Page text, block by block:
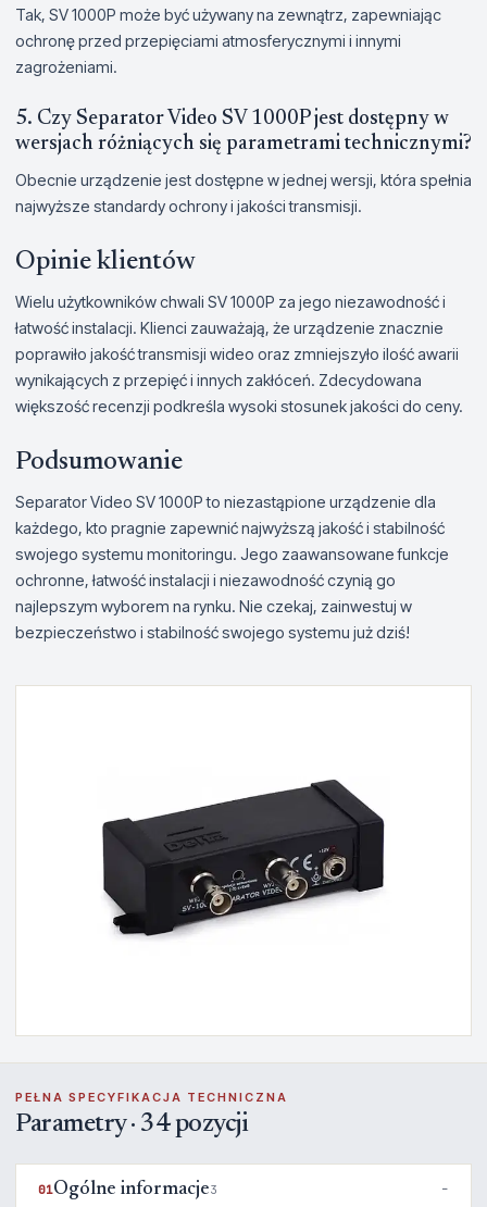
Tak, SV 1000P może być używany na zewnątrz, zapewniając
ochronę przed przepięciami atmosferycznymi i innymi
zagrożeniami.
5. Czy Separator Video SV 1000P jest dostępny w
wersjach różniących się parametrami technicznymi?
Obecnie urządzenie jest dostępne w jednej wersji, która spełnia
najwyższe standardy ochrony i jakości transmisji.
Opinie klientów
Wielu użytkowników chwali SV 1000P za jego niezawodność i
łatwość instalacji. Klienci zauważają, że urządzenie znacznie
poprawiło jakość transmisji wideo oraz zmniejszyło ilość awarii
wynikających z przepięć i innych zakłóceń. Zdecydowana
większość recenzji podkreśla wysoki stosunek jakości do ceny.
Podsumowanie
Separator Video SV 1000P to niezastąpione urządzenie dla
każdego, kto pragnie zapewnić najwyższą jakość i stabilność
swojego systemu monitoringu. Jego zaawansowane funkcje
ochronne, łatwość instalacji i niezawodność czynią go
najlepszym wyborem na rynku. Nie czekaj, zainwestuj w
bezpieczeństwo i stabilność swojego systemu już dziś!
PEŁNA SPECYFIKACJA TECHNICZNA
Parametry · 34 pozycji
01Ogólne informacje3